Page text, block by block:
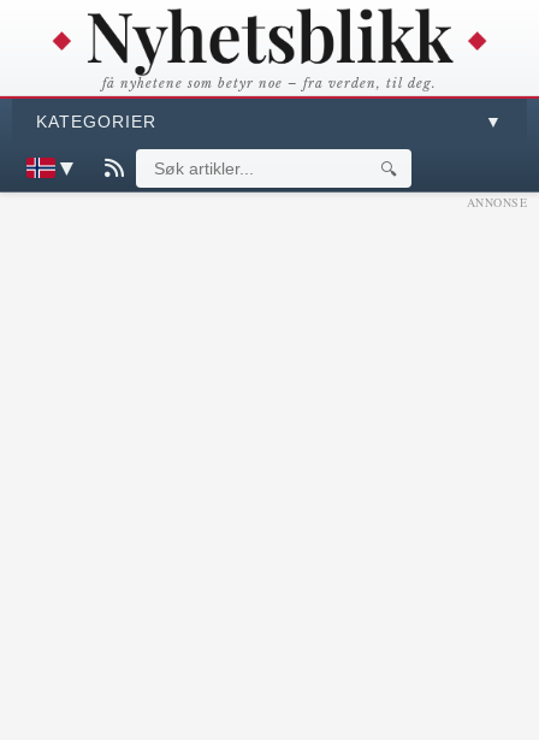
få nyhetene som betyr noe – fra verden, til deg.
KATEGORIER ▼
▼ 🔍
ANNONSE